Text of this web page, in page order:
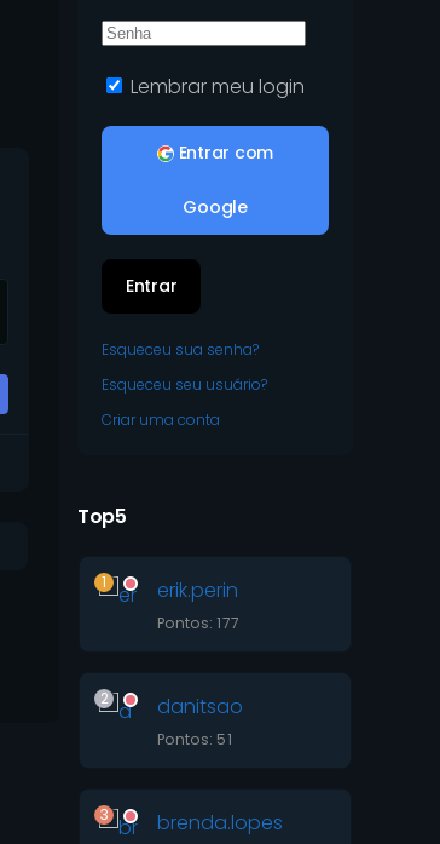
Lembrar meu login
Google
Entrar
Esqueceu sua senha?
Esqueceu seu usuário?
Criar uma conta
Top5
1 erik.perin
Pontos: 177
2 danitsao
Pontos: 51
3 brenda.lopes